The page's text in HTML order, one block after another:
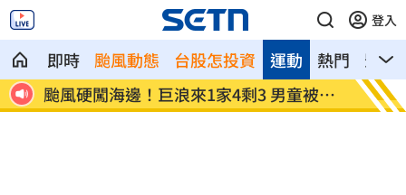
登入
即時 颱風動態 台股怎投資 熱門 影音
運動
秒
颱風硬闖海邊！巨浪來1家4剩3 男童被捲
走
白海
噸